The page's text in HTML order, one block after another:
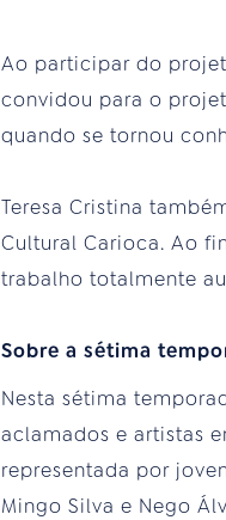
Ao participar do
convidou para o
quando se tornou
Teresa Cristina
Cultural Carioca. Ao
trabalho totalmente
Sobre a sétima
Nesta sétima
aclamados e artistas
representada por
Mingo Silva e Nego